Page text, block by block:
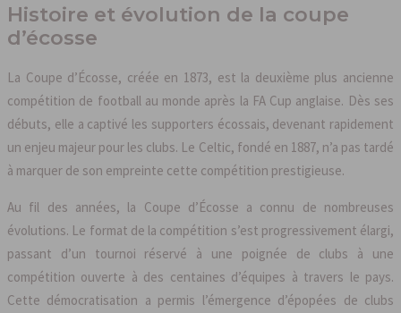
Histoire et évolution de la coupe
d’écosse
La Coupe d’Écosse, créée en 1873, est la deuxième plus ancienne
compétition de football au monde après la FA Cup anglaise. Dès ses
débuts, elle a captivé les supporters écossais, devenant rapidement
un enjeu majeur pour les clubs. Le Celtic, fondé en 1887, n’a pas tardé
à marquer de son empreinte cette compétition prestigieuse.
Au fil des années, la Coupe d’Écosse a connu de nombreuses
évolutions. Le format de la compétition s’est progressivement élargi,
passant d’un tournoi réservé à une poignée de clubs à une
compétition ouverte à des centaines d’équipes à travers le pays.
Cette démocratisation a permis l’émergence d’épopées de clubs